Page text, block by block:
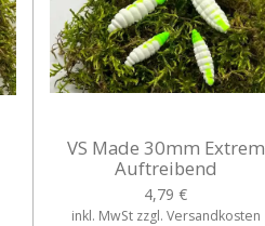
VS Made 30mm Extrem
Auftreibend
4,79 €
inkl. MwSt zzgl. Versandkosten